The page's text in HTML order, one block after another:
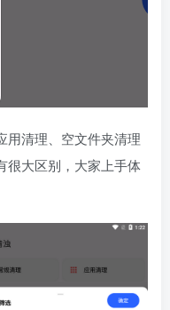
用清理、空文件夹清理
很大区别，大家上手体